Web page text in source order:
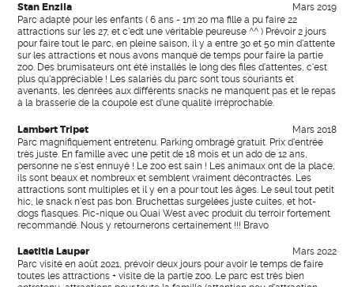
Stan Enzila
Mars 2019
Parc adapté pour les enfants ( 6 ans - 1m 20 ma fille a pu faire 22
attractions sur les 27, et c'edt une véritable peureuse ^^ ) Prévoir 2 jours
pour faire tout le parc, en pleine saison, il y a entre 30 et 50 min d'attente
sur les attractions et nous avons manqué de temps pour faire la partie
zoo. Des brumisateurs ont été installés le long des files d'attentes, c'est
plus qu'appréciable ! Les salariés du parc sont tous souriants et
avenants, les denrées aux différents snacks ne manquent pas et le repas
à la brasserie de la coupole est d'une qualité irréprochable.
Lambert Tripet
Mars 2018
Parc magnifiquement entretenu. Parking ombragé gratuit. Prix d'entrée
très juste. En famille avec une petit de 18 mois et un ado de 12 ans,
personne ne s'est ennuyé ! Le zoo est sain ! Les animaux ont de la place,
ils sont beaux et nombreux et semblent vraiment décontractés. Les
attractions sont multiples et il y en a pour tout les âges. Le seul tout petit
hic, le snack n'est pas bon. Bruchettas surgelées juste cuites, et hot-
dogs flasques. Pic-nique ou Quai West avec produit du terroir fortement
recommandé. Nous y retournerons certainement !!! Bravo
Laetitia Lauper
Mars 2022
Parc visité en août 2021, prévoir deux jours pour avoir le temps de faire
toutes les attractions + visite de la partie zoo. Le parc est très bien